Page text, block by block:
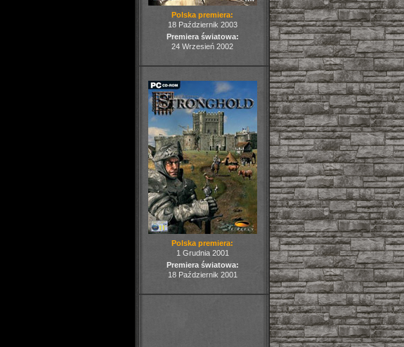
Polska premiera:
18 Październik 2003
Premiera światowa:
24 Wrzesień 2002
Polska premiera:
1 Grudnia 2001
Premiera światowa:
18 Październik 2001